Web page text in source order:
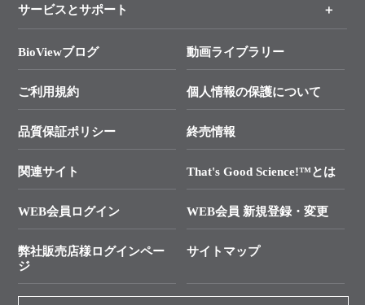
タカラバイオ各種会員募集のお知らせ
終売製品のお知らせ
価格改定のご案内
技術セミナーのご案内
タカラバイオ発表文献
リアルタイムPCR実験のススメ
幹細胞・再生医療研究ガイド
クローニング実験ガイド
SMARTer NGSポータルサイト
プライマー設計
制限酵素切断サイトの検索
ユーザーズボイス集
サービスとサポート
総合お問い合わせ
├ 実験コンシェルジュ
├ 受託サービスお問い合わせ
資料請求 機器関連
資料請求 受託関連
BioViewブログ 動画ライブラリー
ご利用規約 個人情報の保護について
品質保証ポリシー 終売情報
関連サイト That's Good Science!™とは
WEB会員ログイン WEB会員 新規登録・変更
弊社販売店様ログインペー
ジ
サイトマップ